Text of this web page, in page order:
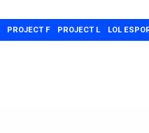
PROJECT F PROJECT L LOL